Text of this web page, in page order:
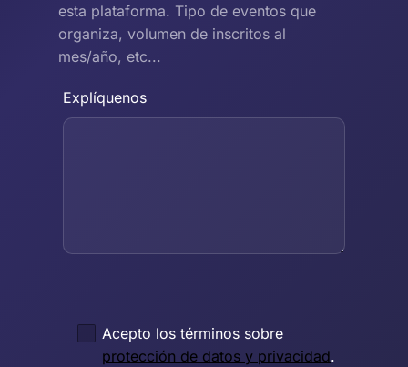
esta plataforma. Tipo de eventos que
organiza, volumen de inscritos al
mes/año, etc...
Explíquenos
Acepto los términos sobre
protección de datos y privacidad.